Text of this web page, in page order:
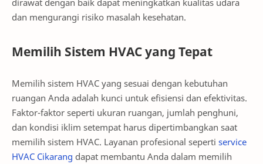
dirawat dengan baik dapat meningkatkan kualitas udara
dan mengurangi risiko masalah kesehatan.
Memilih Sistem HVAC yang Tepat
Memilih sistem HVAC yang sesuai dengan kebutuhan
ruangan Anda adalah kunci untuk efisiensi dan efektivitas.
Faktor-faktor seperti ukuran ruangan, jumlah penghuni,
dan kondisi iklim setempat harus dipertimbangkan saat
memilih sistem HVAC. Layanan profesional seperti service
HVAC Cikarang dapat membantu Anda dalam memilih